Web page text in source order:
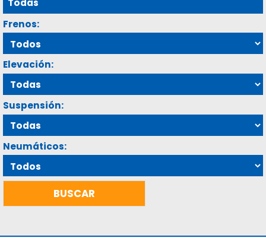
Frenos:
Elevación:
Suspensión:
Neumáticos: